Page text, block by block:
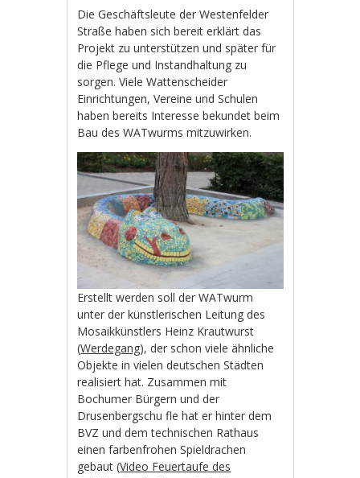
Die Geschäftsleute der Westenfelder
Straße haben sich bereit erklärt das
Projekt zu unterstützen und später für
die Pflege und Instandhaltung zu
sorgen. Viele Wattenscheider
Einrichtungen, Vereine und Schulen
haben bereits Interesse bekundet beim
Bau des WATwurms mitzuwirken.
Erstellt werden soll der WATwurm
unter der künstlerischen Leitung des
Mosaikkünstlers Heinz Krautwurst
(Werdegang), der schon viele ähnliche
Objekte in vielen deutschen Städten
realisiert hat. Zusammen mit
Bochumer Bürgern und der
Drusenbergschu fle hat er hinter dem
BVZ und dem technischen Rathaus
einen farbenfrohen Spieldrachen
gebaut (Video Feuertaufe des